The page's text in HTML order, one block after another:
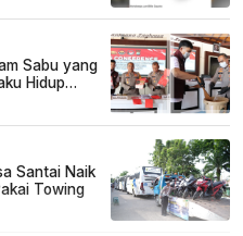
Sabu yang
Hidup
Santai Naik
Towing